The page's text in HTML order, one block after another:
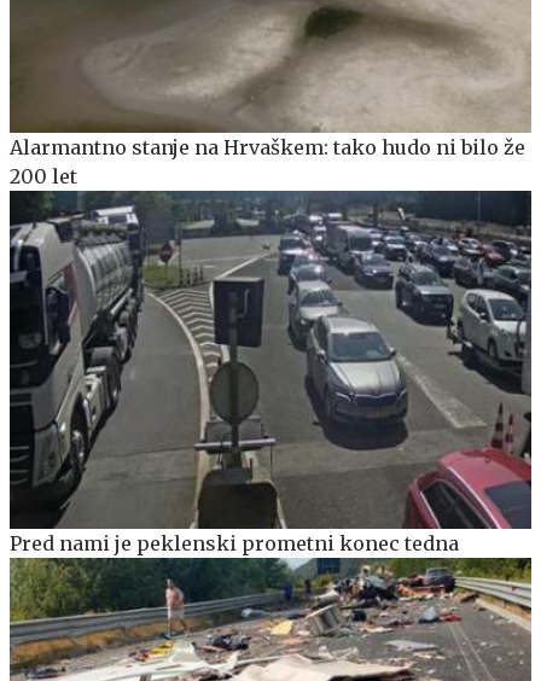
Alarmantno stanje na Hrvaškem: tako hudo ni bilo že
200 let
Pred nami je peklenski prometni konec tedna